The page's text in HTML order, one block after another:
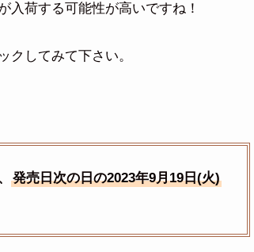
入荷する可能性が高いですね！
クしてみて下さい。
発売日次の日の2023年9月19日(火)